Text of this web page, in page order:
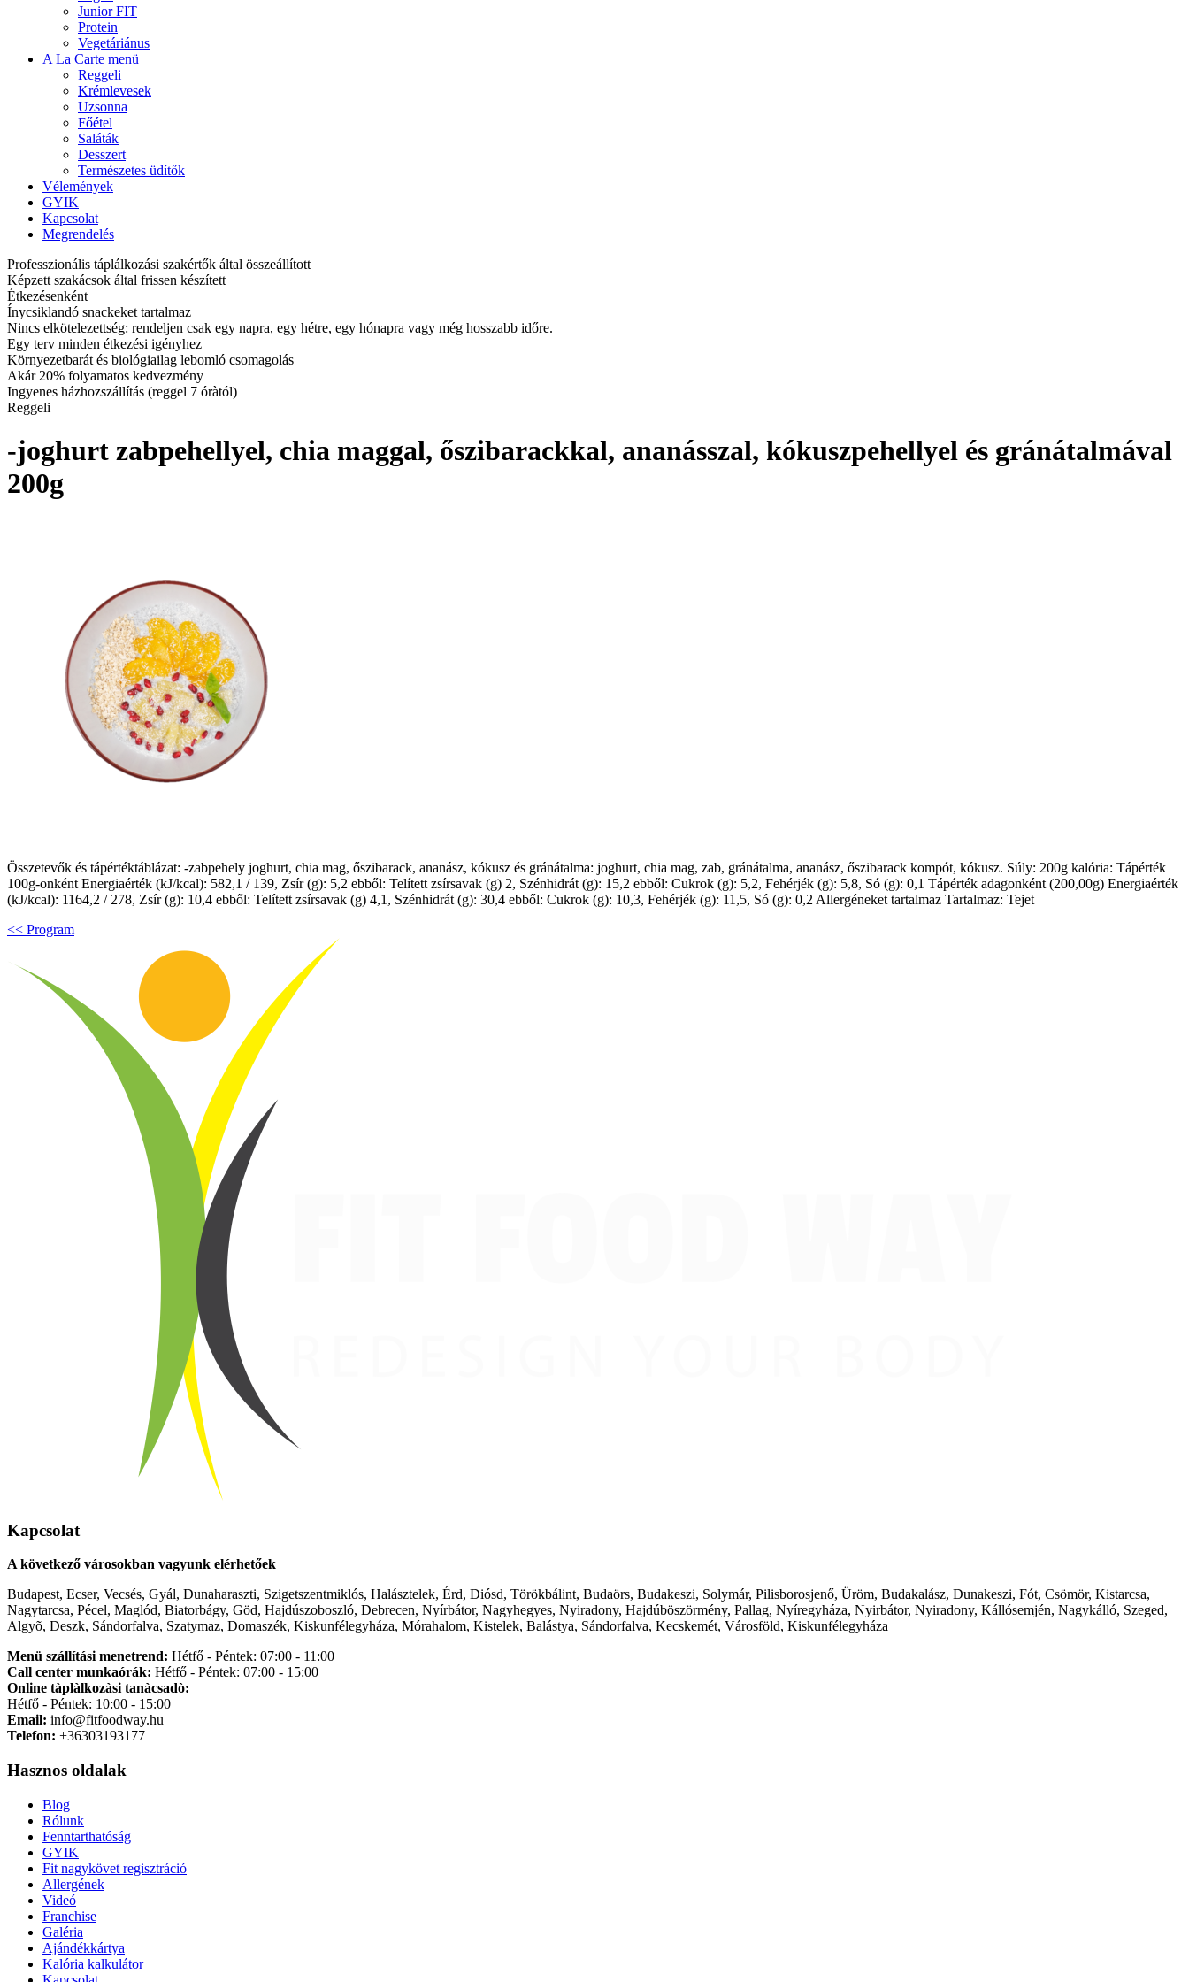
Junior FIT
Protein
Vegetáriánus
A La Carte menü
Reggeli
Krémlevesek
Uzsonna
Főétel
Saláták
Desszert
Természetes üdítők
Vélemények
GYIK
Kapcsolat
Megrendelés
Professzionális táplálkozási szakértők által összeállított
Képzett szakácsok által frissen készített
Étkezésenként
Ínycsiklandó snackeket tartalmaz
Nincs elkötelezettség: rendeljen csak egy napra, egy hétre, egy hónapra vagy még hosszabb időre.
Egy terv minden étkezési igényhez
Környezetbarát és biológiailag lebomló csomagolás
Akár 20% folyamatos kedvezmény
Ingyenes házhozszállítás (reggel 7 óràtól)
Reggeli
-joghurt zabpehellyel, chia maggal, őszibarackkal, ananásszal, kókuszpehellyel és gránátalmával
200g
Összetevők és tápértéktáblázat: -zabpehely joghurt, chia mag, őszibarack, ananász, kókusz és gránátalma: joghurt, chia mag, zab, gránátalma, ananász, őszibarack kompót, kókusz. Súly: 200g kalória: Tápérték
100g-onként Energiaérték (kJ/kcal): 582,1 / 139, Zsír (g): 5,2 ebből: Telített zsírsavak (g) 2, Szénhidrát (g): 15,2 ebből: Cukrok (g): 5,2, Fehérjék (g): 5,8, Só (g): 0,1 Tápérték adagonként (200,00g) Energiaérték
(kJ/kcal): 1164,2 / 278, Zsír (g): 10,4 ebből: Telített zsírsavak (g) 4,1, Szénhidrát (g): 30,4 ebből: Cukrok (g): 10,3, Fehérjék (g): 11,5, Só (g): 0,2 Allergéneket tartalmaz Tartalmaz: Tejet
<< Program
Kapcsolat
A következő városokban vagyunk elérhetőek
Budapest, Ecser, Vecsés, Gyál, Dunaharaszti, Szigetszentmiklós, Halásztelek, Érd, Diósd, Törökbálint, Budaörs, Budakeszi, Solymár, Pilisborosjenő, Üröm, Budakalász, Dunakeszi, Fót, Csömör, Kistarcsa,
Nagytarcsa, Pécel, Maglód, Biatorbágy, Göd, Hajdúszoboszló, Debrecen, Nyírbátor, Nagyhegyes, Nyiradony, Hajdúböszörmény, Pallag, Nyíregyháza, Nyirbátor, Nyiradony, Kállósemjén, Nagykálló, Szeged,
Algyõ, Deszk, Sándorfalva, Szatymaz, Domaszék, Kiskunfélegyháza, Mórahalom, Kistelek, Balástya, Sándorfalva, Kecskemét, Városföld, Kiskunfélegyháza
Menü szállítási menetrend: Hétfő - Péntek: 07:00 - 11:00
Call center munkaórák: Hétfő - Péntek: 07:00 - 15:00
Online tàplàlkozàsi tanàcsadò:
Hétfő - Péntek: 10:00 - 15:00
Email: info@fitfoodway.hu
Telefon: +36303193177
Hasznos oldalak
Blog
Rólunk
Fenntarthatóság
GYIK
Fit nagykövet regisztráció
Allergének
Videó
Franchise
Galéria
Ajándékkártya
Kalória kalkulátor